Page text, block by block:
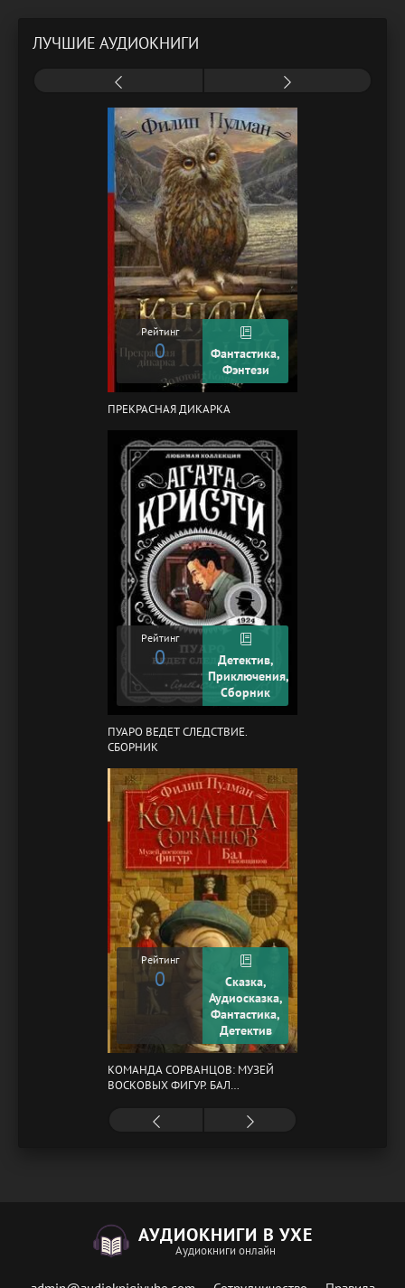
ЛУЧШИЕ АУДИОКНИГИ
Рейтинг
0
Фантастика,
Фэнтези
ПРЕКРАСНАЯ ДИКАРКА
Рейтинг
0
Детектив,
Приключения,
Сборник
ПУАРО ВЕДЕТ СЛЕДСТВИЕ.
СБОРНИК
Рейтинг
0
Сказка,
Аудиосказка,
Фантастика,
Детектив
КОМАНДА СОРВАНЦОВ: МУЗЕЙ
ВОСКОВЫХ ФИГУР. БАЛ
АУДИОКНИГИ В УХЕ
Аудиокниги онлайн